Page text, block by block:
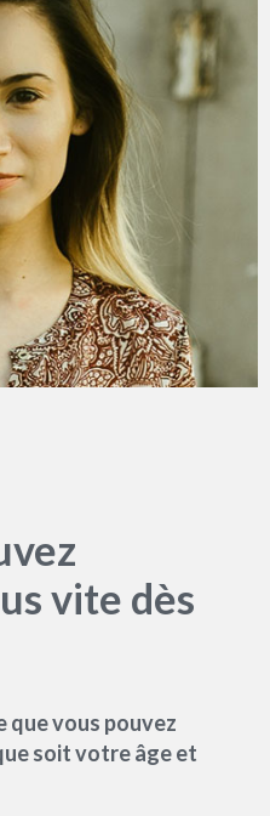
vite dès
que vous pouvez
soit votre âge et